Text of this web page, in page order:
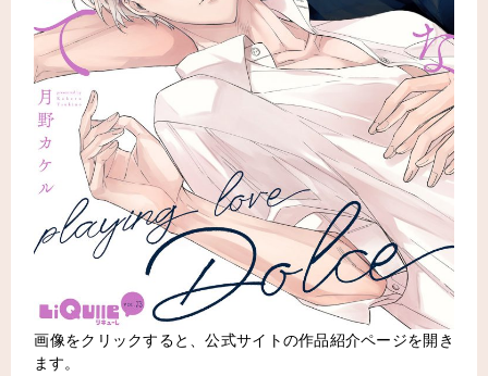
画像をクリックすると、公式サイトの作品紹介ページを開き
ます。